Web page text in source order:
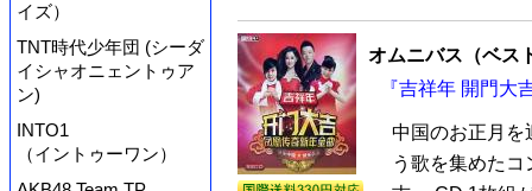
イズ）
TNT時代少年団 (シーダ
イシャオニェントゥア
ン)
INTO1
（イントゥーワン）
オムニバス（ベス
『吉祥年 開門大
中国のお正月を
う歌を集めた